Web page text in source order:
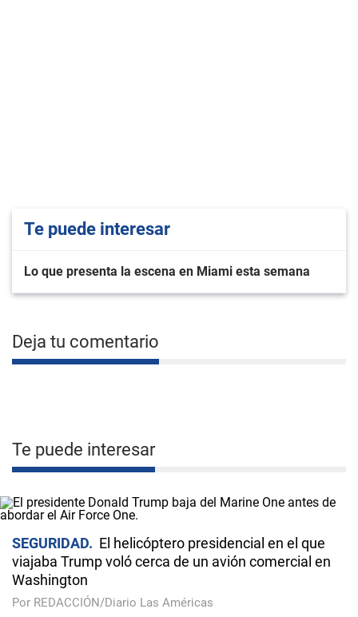
Te puede interesar
Lo que presenta la escena en Miami esta semana
Deja tu comentario
Te puede interesar
SEGURIDAD
El helicóptero presidencial en el que
viajaba Trump voló cerca de un avión comercial en
Washington
Por REDACCIÓN/Diario Las Américas